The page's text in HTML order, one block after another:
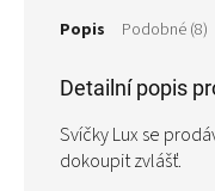
Popis Podobné (8)
Detailní popis
Svíčky Lux se
dokoupit zvlášť.